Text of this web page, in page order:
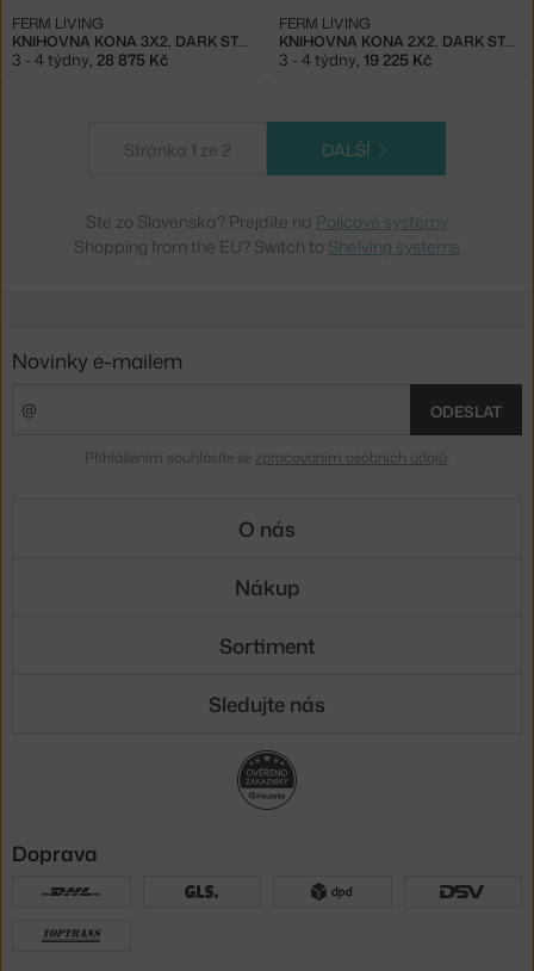
KNIHOVNA KONA 3X2, DARK STAINED
FERM LIVING
3 - 4 týdny, 28 875 Kč
KNIHOVNA KONA 2X2, DARK STAINED
FERM LIVING
3 - 4 týdny, 19 225 Kč
Stránka 1 ze 2 DALŠÍ
Ste zo Slovenska? Prejdite na Policové systémy
Shopping from the EU? Switch to Shelving systems
Novinky e-mailem
ODESLAT
Přihlášením souhlasíte se zpracováním osobních údajů
O nás
Nákup
Sortiment
Sledujte nás
Doprava